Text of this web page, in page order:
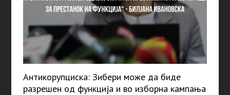
Антикорупциска: Зибери може да биде
разрешен од функција и во изборна кампања